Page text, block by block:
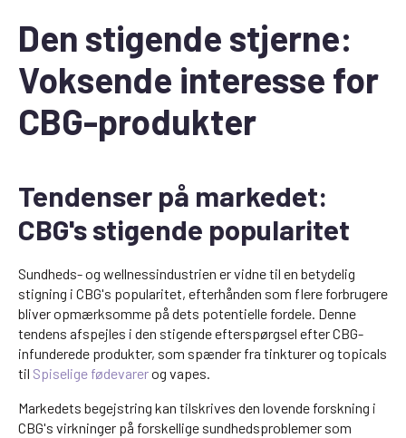
Den stigende stjerne:
Voksende interesse for
CBG-produkter
Tendenser på markedet:
CBG's stigende popularitet
Sundheds- og wellnessindustrien er vidne til en betydelig
stigning i CBG's popularitet, efterhånden som flere forbrugere
bliver opmærksomme på dets potentielle fordele. Denne
tendens afspejles i den stigende efterspørgsel efter CBG-
infunderede produkter, som spænder fra tinkturer og topicals
til Spiselige fødevarerog vapes.
Markedets begejstring kan tilskrives den lovende forskning i
CBG's virkninger på forskellige sundhedsproblemer som